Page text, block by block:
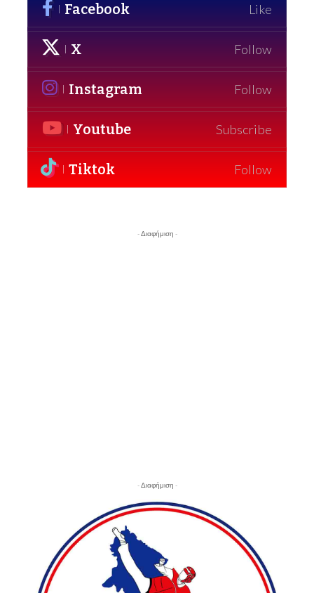
Facebook Like
X Follow
Instagram Follow
Youtube Subscribe
Tiktok Follow
- Διαφήμιση -
- Διαφήμιση -